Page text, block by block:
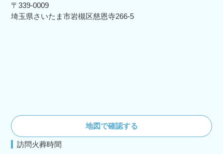
〒339-0009
埼玉県さいたま市岩槻区慈恩寺266-5
地図で確認する
訪問火葬時間